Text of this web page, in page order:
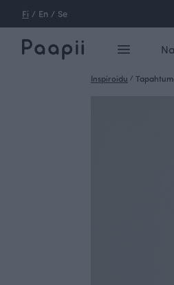
Fi / En / Se
Inspiroidu /